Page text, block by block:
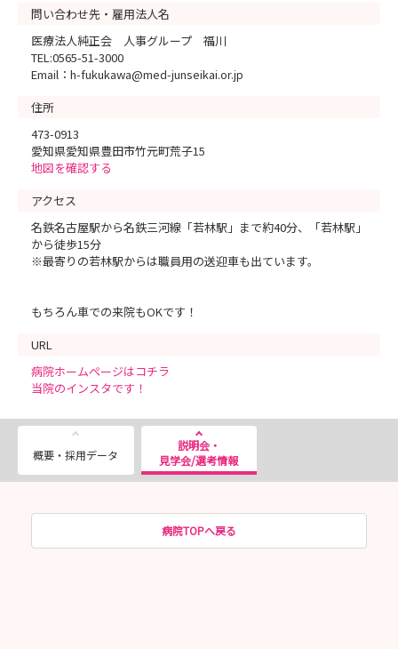
【インターンシップ 予定例】
9:30 1階受付に集合！
その後、実習着に更衣
10:00 病棟インターンスタート
11:30 インターン終了
11:30 募集要項説明、院内見学など
12:00 解散 お疲れさまでした♪
※体験型のインターンシップは平日のみの開催とさせていただい
ております。
【持ち物】
白のナースシューズまたはスニーカー（サンダル不可）
筆記用具
皆様のご参加お待ちしております♪
お申込みは、応募フォームもしくはホームページよりご予約下さ
い☆
問い合わせ先・雇用法人名
医療法人純正会 人事グループ 福川
TEL:0565-51-3000
Email：h-fukukawa@med-junseikai.or.jp
住所
473-0913
愛知県愛知県豊田市竹元町荒子15
地図を確認する
アクセス
名鉄名古屋駅から名鉄三河線「若林駅」まで約40分、「若林駅」
から徒歩15分
※最寄りの若林駅からは職員用の送迎車も出ています。
もちろん車での来院もOKです！
URL
病院ホームページはコチラ
当院のインスタです！
概要・採用データ
説明会・
見学会/選考情報
病院TOPへ戻る